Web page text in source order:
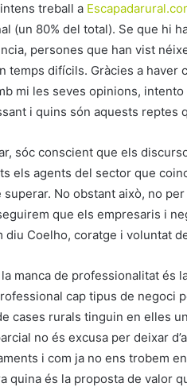
treball a
(un 80% del total). Se que hi
persones que han vist
temps difícils. Gràcies a haver
mi les seves opinions,
i quins són aquests reptes
sóc conscient que els
els agents del sector que
superar. No obstant això, no
que els empresaris i
diu Coelho, coratge i voluntat
manca de professionalitat és
cap tipus de negoci
cases rurals tinguin en elles
no és excusa per deixar
i com ja no ens trobem
quina és la proposta de valor